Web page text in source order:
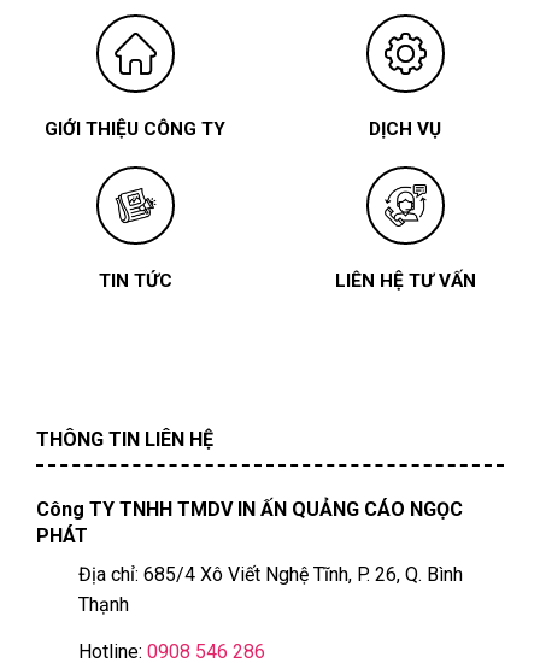
GIỚI THIỆU CÔNG TY DỊCH VỤ
TIN TỨC LIÊN HỆ TƯ VẤN
THÔNG TIN LIÊN HỆ
Công TY TNHH TMDV IN ẤN QUẢNG CÁO NGỌC
PHÁT
Địa chỉ: 685/4 Xô Viết Nghệ Tĩnh, P. 26, Q. Bình
Thạnh
Hotline: 0908 546 286